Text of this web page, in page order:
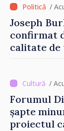
/
Joseph
confirmat
calitate de
/
Forumul
șapte
proiectul